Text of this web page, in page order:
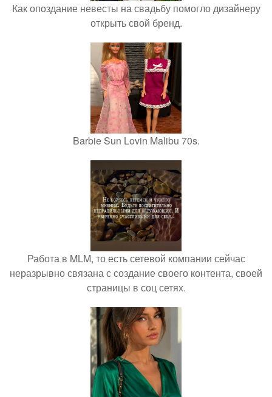
Как опоздание невесты на свадьбу помогло дизайнеру
открыть свой бренд.
Barbie Sun Lovin Malibu 70s.
Работа в MLM, то есть сетевой компании сейчас
неразрывно связана с создание своего контента, своей
страницы в соц сетях.